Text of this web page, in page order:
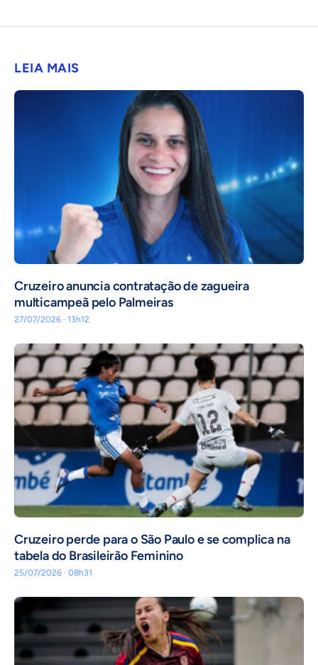
LEIA MAIS
Cruzeiro anuncia contratação de zagueira
multicampeã pelo Palmeiras
27/07/2026 · 13h12
Cruzeiro perde para o São Paulo e se complica na
tabela do Brasileirão Feminino
25/07/2026 · 08h31